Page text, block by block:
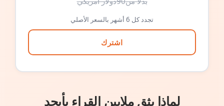
تجدد كل 6 أشهر بالسعر الأصلي
اشترك
لماذا يثق ملايين القراء بأبجد